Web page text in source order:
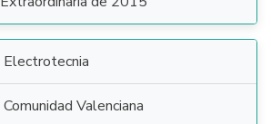
Electrotecnia
Comunidad Valenciana